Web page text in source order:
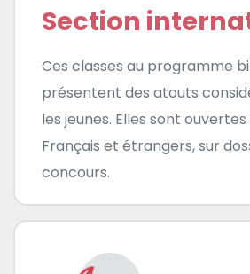
Section
Ces classes au programme
présentent des atouts
les jeunes. Elles sont
Français et étrangers, sur
concours.